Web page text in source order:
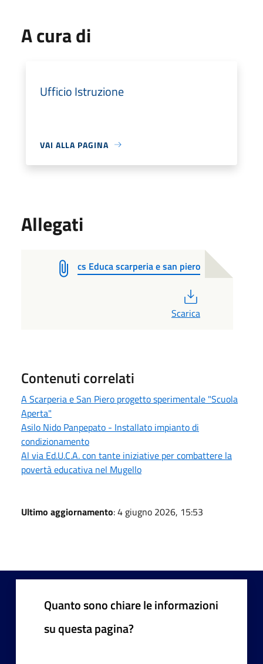
A cura di
Ufficio Istruzione
VAI ALLA PAGINA
Allegati
cs Educa scarperia e san piero
Scarica
Contenuti correlati
A Scarperia e San Piero progetto sperimentale "Scuola
Aperta"
Asilo Nido Panpepato - Installato impianto di
condizionamento
Al via Ed.U.C.A. con tante iniziative per combattere la
povertà educativa nel Mugello
Ultimo aggiornamento: 4 giugno 2026, 15:53
Quanto sono chiare le informazioni
su questa pagina?